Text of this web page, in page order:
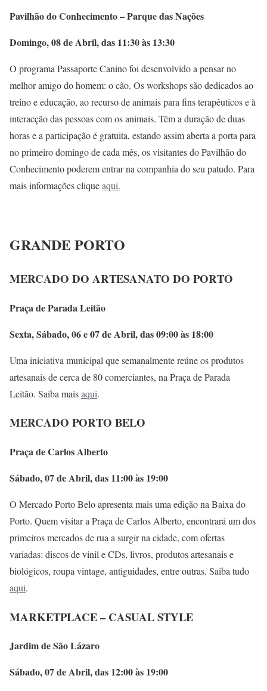
Pavilhão do Conhecimento – Parque das Nações
Domingo, 08 de Abril, das 11:30 às 13:30
O programa Passaporte Canino foi desenvolvido a pensar no
melhor amigo do homem: o cão. Os workshops são dedicados ao
treino e educação, ao recurso de animais para fins terapêuticos e à
interacção das pessoas com os animais. Têm a duração de duas
horas e a participação é gratuita, estando assim aberta a porta para
no primeiro domingo de cada mês, os visitantes do Pavilhão do
Conhecimento poderem entrar na companhia do seu patudo. Para
mais informações cliqueaqui.
GRANDE PORTO
MERCADO DO ARTESANATO DO PORTO
Praça de Parada Leitão
Sexta, Sábado, 06 e 07 de Abril, das 09:00 às 18:00
Uma iniciativa municipal que semanalmente reúne os produtos
artesanais de cerca de 80 comerciantes, na Praça de Parada
Leitão. Saiba maisaqui.
MERCADO PORTO BELO
Praça de Carlos Alberto
Sábado, 07 de Abril, das 11:00 às 19:00
O Mercado Porto Belo apresenta mais uma edição na Baixa do
Porto. Quem visitar a Praça de Carlos Alberto, encontrará um dos
primeiros mercados de rua a surgir na cidade, com ofertas
variadas: discos de vinil e CDs, livros, produtos artesanais e
biológicos, roupa vintage, antiguidades, entre outras. Saiba tudo
aqui.
MARKETPLACE – CASUAL STYLE
Jardim de São Lázaro
Sábado, 07 de Abril, das 12:00 às 19:00